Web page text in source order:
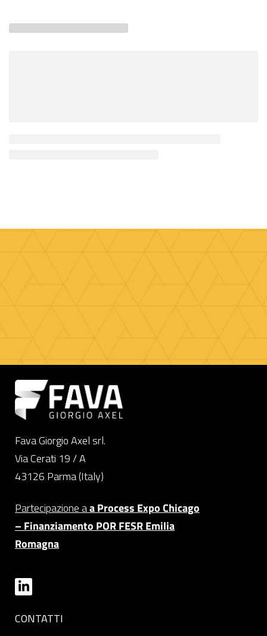
Fava Giorgio Axel srl.
Via Cerati 19 / A
43126 Parma (Italy)
Partecipazione aa Process Expo Chicago
– Finanziamento POR FESR Emilia
Romagna
CONTATTI